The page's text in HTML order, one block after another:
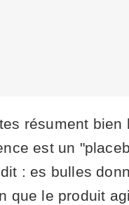
résument bien
est un
: es bulles
que le produit